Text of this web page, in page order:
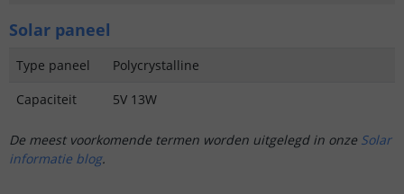
Solar paneel
Type paneel
Polycrystalline
Capaciteit
5V 13W
De meest voorkomende termen worden uitgelegd in onze Solar
informatie blog.